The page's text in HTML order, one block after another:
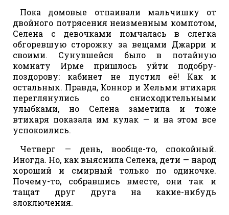
Пока домовые отпаивали мальчишку от
двойного потрясения неизменным компотом,
Селена с девочками помчалась в слегка
обгоревшую сторожку за вещами Джарри и
своими. Сунувшейся было в потайную
комнату Ирме пришлось уйти подобру-
поздорову: кабинет не пустил её! Как и
остальных. Правда, Коннор и Хельми втихаря
переглянулись со снисходительными
улыбками, но Селена заметила и тоже
втихаря показала им кулак — и на этом все
успокоились.
Четверг — день, вообще-то, спокойный.
Иногда. Но, как выяснила Селена, дети — народ
хороший и смирный только по одиночке.
Почему-то, собравшись вместе, они так и
тащат друг друга на какие-нибудь
злоключения.